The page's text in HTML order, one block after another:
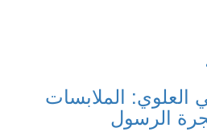
العلوي: الملابسات
الرسول